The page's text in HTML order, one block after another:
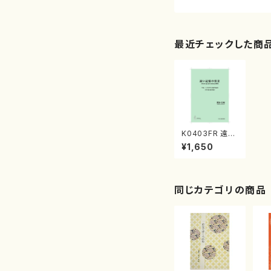
最近チェックした商
K0403FR 遠い
記憶の情景（フル
ート，ピアノ/熊谷
¥1,650
同じカテゴリの商品